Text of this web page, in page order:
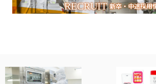
RECRUIT 新卒・中途採用